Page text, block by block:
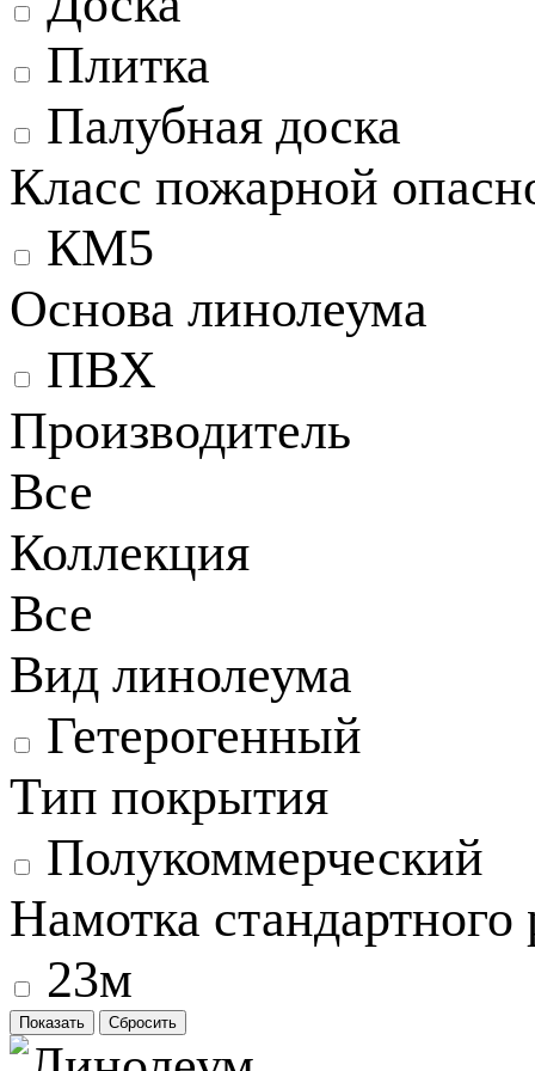
Плитка
Палубная доска
Класс пожарной
КМ5
Основа линолеума
ПВХ
Производитель
Все
Коллекция
Все
Вид линолеума
Гетерогенный
Тип покрытия
Полукоммерческий
Намотка стандартного
23м